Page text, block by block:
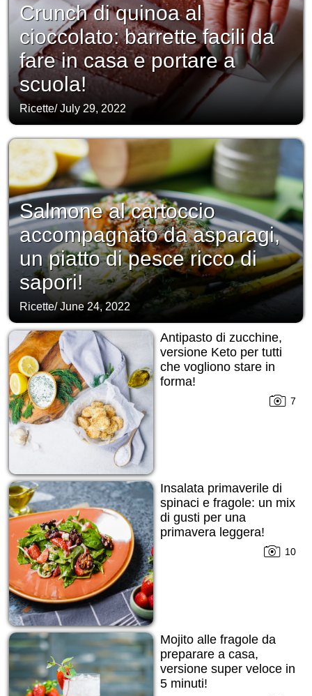
Crunch di quinoa al
cioccolato: barrette facili da
fare in casa e portare a
scuola!
Ricette/July 29, 2022
Salmone al cartoccio
accompagnato da asparagi,
un piatto di pesce ricco di
sapori!
Ricette/June 24, 2022
Antipasto di zucchine,
versione Keto per tutti
che vogliono stare in
forma!
7
Insalata primaverile di
spinaci e fragole: un mix
di gusti per una
primavera leggera!
10
Mojito alle fragole da
preparare a casa,
versione super veloce in
5 minuti!